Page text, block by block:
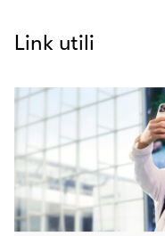
Link utili